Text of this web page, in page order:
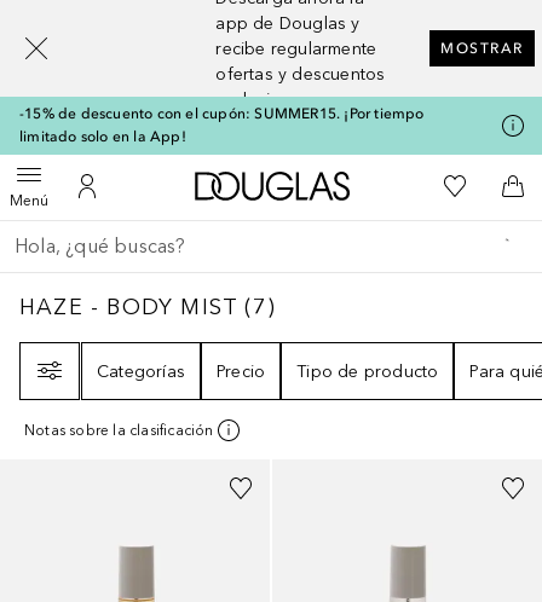
app de Douglas y
recibe regularmente
ofertas y descuentos
exclusivos
MOSTRAR
-15% de descuento con el cupón: SUMMER15. ¡Por tiempo
limitado solo en la App!
MenúAbrir menúMi cuenta
A Douglas HomeMi lista de
A
Regresar
Ejecutar búsqueda
HAZE - BODY MIST7
HAZE - BODY MIST (7)
Categorías
Precio Tipo de producto Para
Notas sobre la clasificación
[navigation.slideout.screenreader]